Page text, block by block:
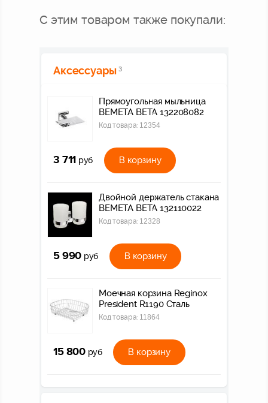
С этим товаром также покупали:
Аксессуары 3
Прямоугольная мыльница
BEMETA BETA 132208082
Код товара: 12354
3 711 руб В корзину
Двойной держатель стакана
BEMETA BETA 132110022
Код товара: 12328
5 990 руб В корзину
Моечная корзина Reginox
President R1190 Сталь
Код товара: 11864
15 800 руб В корзину